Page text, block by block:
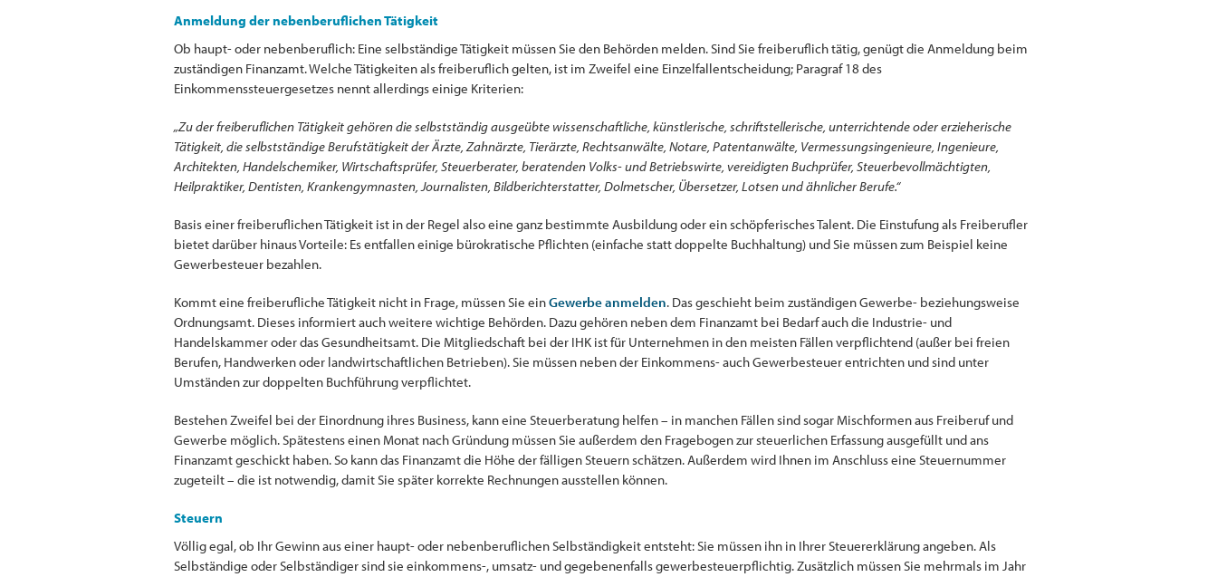
Anmeldung der nebenberuflichen Tätigkeit
Ob haupt- oder nebenberuflich: Eine selbständige Tätigkeit müssen Sie den Behörden melden. Sind Sie freiberuflich tätig, genügt die Anmeldung beim
zuständigen Finanzamt. Welche Tätigkeiten als freiberuflich gelten, ist im Zweifel eine Einzelfallentscheidung; Paragraf 18 des
Einkommenssteuergesetzes nennt allerdings einige Kriterien:
„Zu der freiberuflichen Tätigkeit gehören die selbstständig ausgeübte wissenschaftliche, künstlerische, schriftstellerische, unterrichtende oder erzieherische
Tätigkeit, die selbstständige Berufstätigkeit der Ärzte, Zahnärzte, Tierärzte, Rechtsanwälte, Notare, Patentanwälte, Vermessungsingenieure, Ingenieure,
Architekten, Handelschemiker, Wirtschaftsprüfer, Steuerberater, beratenden Volks- und Betriebswirte, vereidigten Buchprüfer, Steuerbevollmächtigten,
Heilpraktiker, Dentisten, Krankengymnasten, Journalisten, Bildberichterstatter, Dolmetscher, Übersetzer, Lotsen und ähnlicher Berufe.“
Basis einer freiberuflichen Tätigkeit ist in der Regel also eine ganz bestimmte Ausbildung oder ein schöpferisches Talent. Die Einstufung als Freiberufler
bietet darüber hinaus Vorteile: Es entfallen einige bürokratische Pflichten (einfache statt doppelte Buchhaltung) und Sie müssen zum Beispiel keine
Gewerbesteuer bezahlen.
Kommt eine freiberufliche Tätigkeit nicht in Frage, müssen Sie einGewerbe anmelden. Das geschieht beim zuständigen Gewerbe- beziehungsweise
Ordnungsamt. Dieses informiert auch weitere wichtige Behörden. Dazu gehören neben dem Finanzamt bei Bedarf auch die Industrie- und
Handelskammer oder das Gesundheitsamt. Die Mitgliedschaft bei der IHK ist für Unternehmen in den meisten Fällen verpflichtend (außer bei freien
Berufen, Handwerken oder landwirtschaftlichen Betrieben). Sie müssen neben der Einkommens- auch Gewerbesteuer entrichten und sind unter
Umständen zur doppelten Buchführung verpflichtet.
Bestehen Zweifel bei der Einordnung ihres Business, kann eine Steuerberatung helfen – in manchen Fällen sind sogar Mischformen aus Freiberuf und
Gewerbe möglich. Spätestens einen Monat nach Gründung müssen Sie außerdem den Fragebogen zur steuerlichen Erfassung ausgefüllt und ans
Finanzamt geschickt haben. So kann das Finanzamt die Höhe der fälligen Steuern schätzen. Außerdem wird Ihnen im Anschluss eine Steuernummer
zugeteilt – die ist notwendig, damit Sie später korrekte Rechnungen ausstellen können.
Steuern
Völlig egal, ob Ihr Gewinn aus einer haupt- oder nebenberuflichen Selbständigkeit entsteht: Sie müssen ihn in Ihrer Steuererklärung angeben. Als
Selbständige oder Selbständiger sind sie einkommens-, umsatz- und gegebenenfalls gewerbesteuerpflichtig. Zusätzlich müssen Sie mehrmals im Jahr